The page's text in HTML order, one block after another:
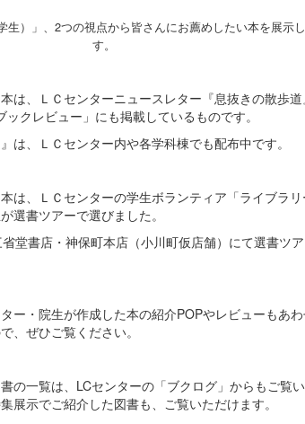
生）」、2つの視点から皆さんにお薦めしたい本を展示
す。
は、ＬＣセンターニュースレター『息抜きの散歩道
クレビュー」にも掲載しているものです。
は、ＬＣセンター内や各学科棟でも配布中です。
は、ＬＣセンターの学生ボランティア「ライブラリ
選書ツアーで選びました。
省堂書店・神保町本店（小川町仮店舗）にて選書ツ
ー・院生が作成した本の紹介POPやレビューもあ
、ぜひご覧ください。
の一覧は、LCセンターの「ブクログ」からもご覧
展示でご紹介した図書も、ご覧いただけます。